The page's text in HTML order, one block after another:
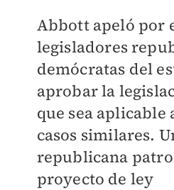
Abbott apeló por
legisladores
demócratas del
aprobar la
que sea aplicable
casos similares.
republicana
proyecto de ley